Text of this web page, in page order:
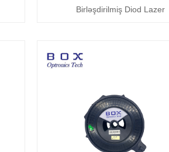
Birləşdirilmiş Diod Lazer